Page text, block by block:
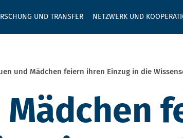
UND TRANSFER NETZWERK UND
und Mädchen feiern ihren Einzug in die
Mädchen